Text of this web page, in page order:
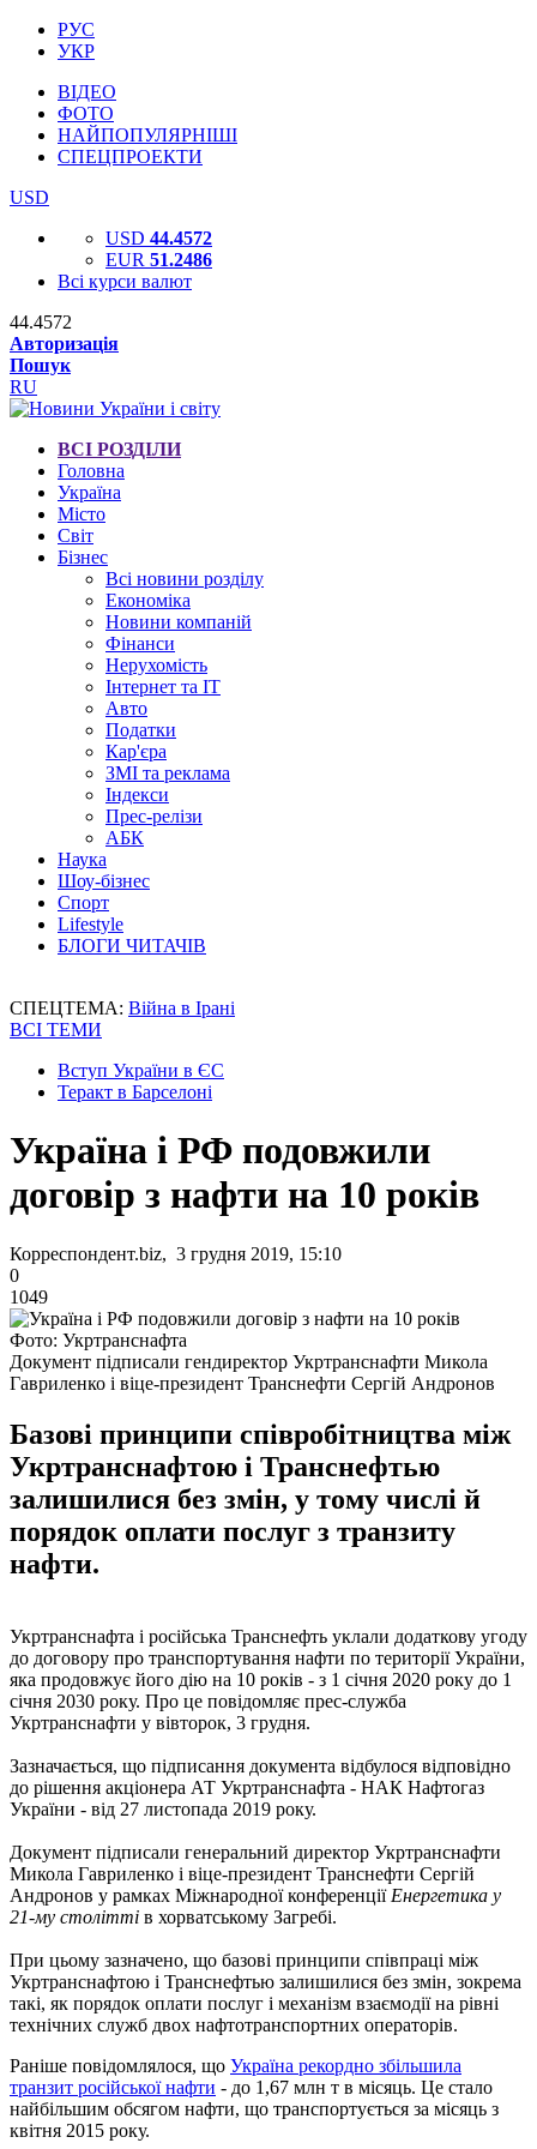
РУС
УКР
ВІДЕО
ФОТО
НАЙПОПУЛЯРНІШІ
СПЕЦПРОЕКТИ
USD
USD 44.4572
EUR 51.2486
Всі курси валют
44.4572
Авторизація
Пошук
RU
ВСІ РОЗДІЛИ
Головна
Україна
Місто
Світ
Бізнес
Всі новини розділу
Економіка
Новини компаній
Фінанси
Нерухомість
Інтернет та IT
Авто
Податки
Кар'єра
ЗМІ та реклама
Індекси
Прес-релізи
АБК
Наука
Шоу-бізнес
Спорт
Lifestyle
БЛОГИ ЧИТАЧІВ
СПЕЦТЕМА: Війна в Ірані
ВСІ ТЕМИ
Вступ України в ЄС
Теракт в Барселоні
Україна і РФ подовжили
договір з нафти на 10 років
Корреспондент.biz, 3 грудня 2019, 15:10
0
1049
Фото: Укртранснафта
Документ підписали гендиректор Укртранснафти Микола
Гавриленко і віце-президент Транснефти Сергій Андронов
Базові принципи співробітництва між
Укртранснафтою і Транснефтью
залишилися без змін, у тому числі й
порядок оплати послуг з транзиту
нафти.
Укртранснафта і російська Транснефть уклали додаткову угоду
до договору про транспортування нафти по території України,
яка продовжує його дію на 10 років - з 1 січня 2020 року до 1
січня 2030 року. Про це повідомляє прес-служба
Укртранснафти у вівторок, 3 грудня.
Зазначається, що підписання документа відбулося відповідно
до рішення акціонера АТ Укртранснафта - НАК Нафтогаз
України - від 27 листопада 2019 року.
Документ підписали генеральний директор Укртранснафти
Микола Гавриленко і віце-президент Транснефти Сергій
Андронов у рамках Міжнародної конференції Енергетика у
21-му столітті в хорватському Загребі.
При цьому зазначено, що базові принципи співпраці між
Укртранснафтою і Транснефтью залишилися без змін, зокрема
такі, як порядок оплати послуг і механізм взаємодії на рівні
технічних служб двох нафтотранспортних операторів.
Раніше повідомлялося, що Україна рекордно збільшила
транзит російської нафти - до 1,67 млн ​​т в місяць. Це стало
найбільшим обсягом нафти, що транспортується за місяць з
квітня 2015 року.